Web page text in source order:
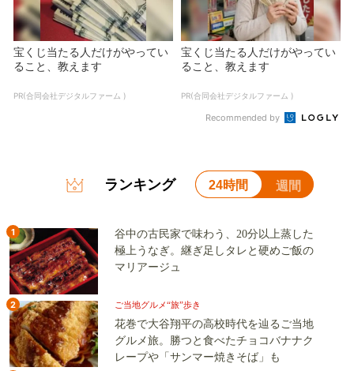
宝くじ当たる人だけがやってい
ること、教えます
PR(合同会社デジタルファーム )
宝くじ当たる人だけがやってい
ること、教えます
PR(合同会社デジタルファーム )
Recommended by
ランキング 24時間 週間
1
谷中の古民家で味わう、20分以上蒸した
極上うなぎ。継ぎ足しタレと硬めご飯の
マリアージュ
2 ご当地グルメ“旅”歩き
花巻で大谷翔平の高校時代を辿るご当地
グルメ旅。勝つと食べたチョコバナナク
レープや「サンマー焼きそば」も